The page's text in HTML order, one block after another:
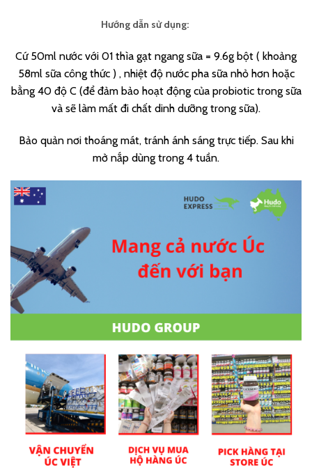
Hướng dẫn sử dụng:
Cứ 50ml nước với 01 thìa gạt ngang sữa = 9.6g bột ( khoảng
58ml sữa công thức ) , nhiệt độ nước pha sữa nhỏ hơn hoặc
bằng 40 độ C (để đảm bảo hoạt động của probiotic trong sữa
và sẽ làm mất đi chất dinh dưỡng trong sữa).
Bảo quản nơi thoáng mát, tránh ánh sáng trực tiếp. Sau khi
mở nắp dùng trong 4 tuần.